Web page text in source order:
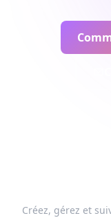
Créez, gérez et